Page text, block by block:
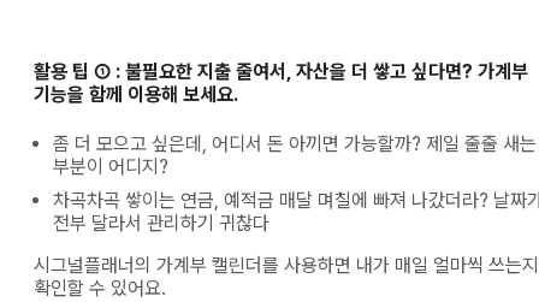
활용 팁 ① : 불필요한 지출 줄여서, 자산을 더 쌓고 싶다면? 가계부
기능을 함께 이용해 보세요.
좀 더 모으고 싶은데, 어디서 돈 아끼면 가능할까? 제일 줄줄 새는
부분이 어디지?
차곡차곡 쌓이는 연금, 예적금 매달 며칠에 빠져 나갔더라? 날짜
전부 달라서 관리하기 귀찮다
시그널플래너의 가계부 캘린더를 사용하면 내가 매일 얼마씩 쓰는지
확인할 수 있어요.